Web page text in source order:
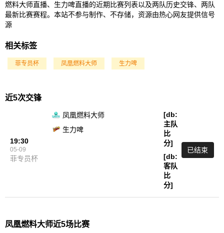
燃料大师直播、生力啤直播的近期比赛列表以及两队历史交锋、两队
最新比赛赛程。本站不参与制作、不存储，资源由热心网友提供信号
源
相关标签
菲专员杯 凤凰燃料大师 生力啤
近5次交锋
19:30
05-09
菲专员杯
凤凰燃料大师
[db:
主队
比
分]
[db:
客队
比
分]
生力啤
已结束
凤凰燃料大师近5场比赛